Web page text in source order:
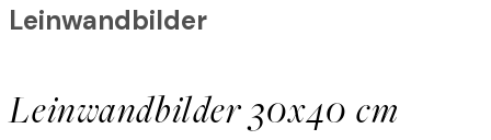
Leinwandbilder 30x40 cm
Leinwandbilder